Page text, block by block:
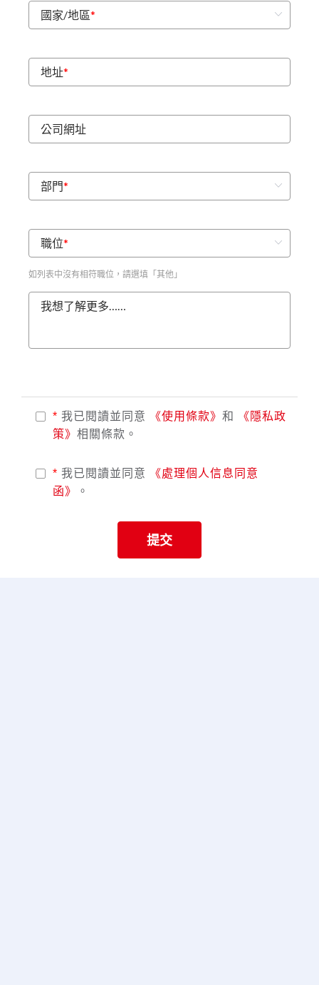
國家/地區*
地址*
公司網址
部門*
職位*
如列表中沒有相符職位，請選填「其他」
我想了解更多……
* 我已閱讀並同意 《使用條款》 和
《隱私政
策》 相關條款。
* 我已閱讀並同意
《處理個人信息同意
函》
。
提交